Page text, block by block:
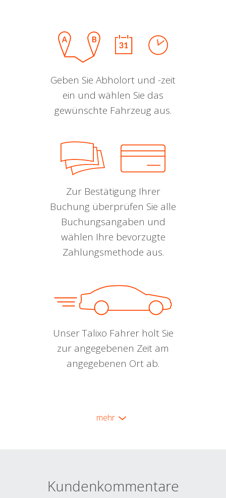
Geben Sie Abholort und -zeit
ein und wählen Sie das
gewünschte Fahrzeug aus.
Zur Bestätigung Ihrer
Buchung überprüfen Sie alle
Buchungsangaben und
wählen Ihre bevorzugte
Zahlungsmethode aus.
Unser Talixo Fahrer holt Sie
zur angegebenen Zeit am
angegebenen Ort ab.
mehr
Kundenkommentare